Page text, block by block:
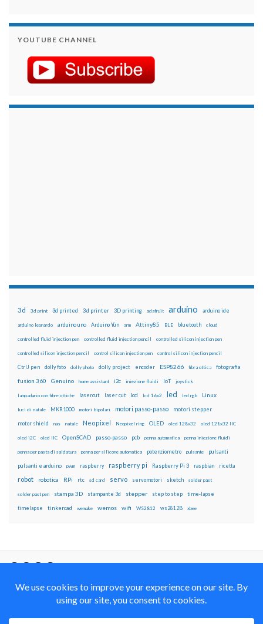
YOUTUBE CHANNEL
3d 3d print 3d printed 3d printer 3D printing adafruit arduino arduino ide
arduino leonardo arduino uno Arduino Yún arm Attiny85 BLE bluetooth cloud
controlled fluid injection pen controlled fluid injection pencil controlled silicon injection pen
controlled silicon injection pencil control silicon injection pen control silicon injection pencil
CtrlJ pen dolly foto dolly photo dolly project encoder ESP8266 fibra ottica fotografia
fusion 360 Genuino home assistant i2c iniezione fluidi IoT joystick
lampadario con fibre ottiche lasercut laser cut lcd lcd 16x2 led led rgb Linux
luci di natale MKR1000 motori bipolari motori passo-passo motori stepper
motor shield nas natale Neopixel Neopixel ring OLED oled 128x32 oled 128x32 IIC
oled i2C oled IIC OpenSCAD passo-passo pcb penna automatica penna iniezione fluidi
penna per pasta di saldatura penna per silicone automatica potenziometro pulsante pulsanti
pulsanti e arduino pwm raspberry raspberry pi Raspberry Pi 3 raspbian ricetta
robot robotica RPi rtc sd card servo servomotori sketch solder past
solder past pen stampa 3D stampante 3d stepper step to step time-lapse
timelapse tinkercad wemake wemos wifi WS2812 ws2812B xbee
Alike 4.0 International